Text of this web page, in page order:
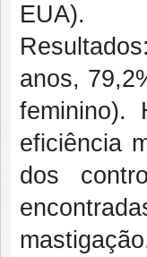
EUA).
anos,
feminino).
eficiência
dos